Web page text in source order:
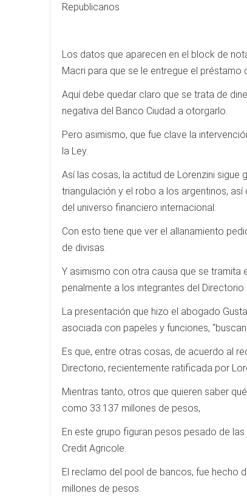
Republicanos
Los datos que aparecen en el block de
Macri para que se le entregue el
Aquí debe quedar claro que se trata de
negativa del Banco Ciudad a otorgarlo.
Pero asimismo, que fue clave la
la Ley.
Así las cosas, la actitud de Lorenzini
triangulación y el robo a los argentinos,
del universo financiero internacional.
Con esto tiene que ver el allanamiento
de divisas.
Y asimismo con otra causa que se tramita
penalmente a los integrantes del
La presentación que hizo el abogado
asociada con papeles y funciones,
Es que, entre otras cosas, de acuerdo al
Directorio, recientemente ratificada por
Mientras tanto, otros que quieren saber
como 33.137 millones de pesos,
En este grupo figuran pesos pesado de
Credit Agricole.
El reclamo del pool de bancos, fue hecho
millones de pesos.